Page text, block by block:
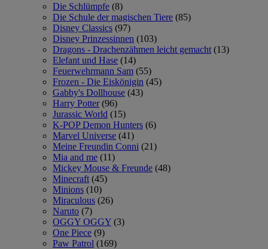
Die Schlümpfe (8)
Die Schule der magischen Tiere (85)
Disney Classics (97)
Disney Prinzessinnen (103)
Dragons - Drachenzähmen leicht gemacht (13)
Elefant und Hase (14)
Feuerwehrmann Sam (55)
Frozen - Die Eiskönigin (45)
Gabby's Dollhouse (43)
Harry Potter (96)
Jurassic World (15)
K-POP Demon Hunters (6)
Marvel Universe (41)
Meine Freundin Conni (21)
Mia and me (11)
Mickey Mouse & Freunde (48)
Minecraft (45)
Minions (10)
Miraculous (26)
Naruto (7)
OGGY OGGY (3)
One Piece (9)
Paw Patrol (169)